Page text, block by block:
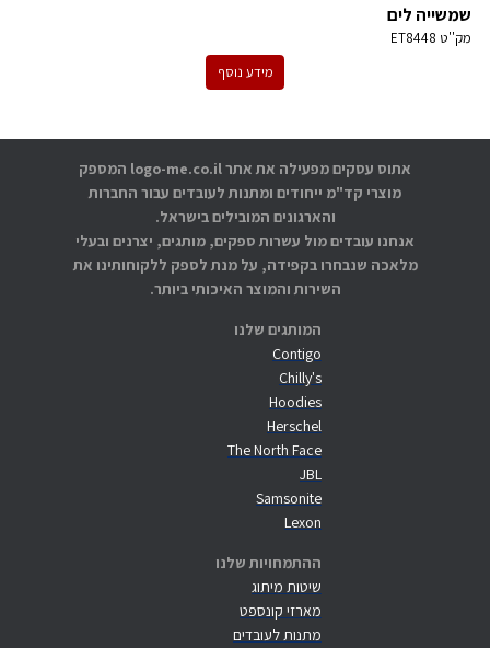
שמשייה לים
מק''ט ET8448
מידע נוסף
המותגים שלנו
Contigo
Chilly's
Hoodies
Herschel
The North Face
JBL
Samsonite
Lexon
ההתמחויות שלנו
שיטות מיתוג
מארזי קונספט
מתנות לעובדים
אתוס עסקים מפעילה את אתר logo-me.co.il המספק
מוצרי קד"מ ייחודים ומתנות לעובדים עבור החברות
והארגונים המובילים בישראל.
אנחנו עובדים מול עשרות ספקים, מותגים, יצרנים ובעלי
מלאכה שנבחרו בקפידה, על מנת לספק ללקוחותינו את
השירות והמוצר האיכותי ביותר.